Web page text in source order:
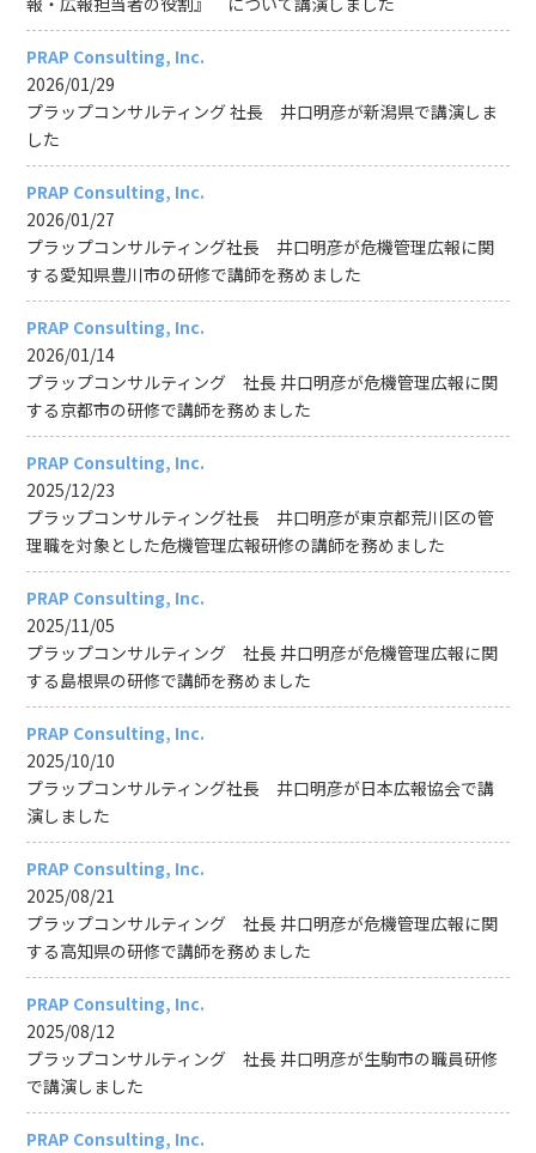
PRAP Consulting, Inc.
2026/01/29
プラップコンサルティング 社長 井口明彦が新潟県で講演しま
した
PRAP Consulting, Inc.
2026/01/27
プラップコンサルティング社長 井口明彦が危機管理広報に関
する愛知県豊川市の研修で講師を務めました
PRAP Consulting, Inc.
2026/01/14
プラップコンサルティング 社長 井口明彦が危機管理広報に関
する京都市の研修で講師を務めました
PRAP Consulting, Inc.
2025/12/23
プラップコンサルティング社長 井口明彦が東京都荒川区の管
理職を対象とした危機管理広報研修の講師を務めました
PRAP Consulting, Inc.
2025/11/05
プラップコンサルティング 社長 井口明彦が危機管理広報に関
する島根県の研修で講師を務めました
PRAP Consulting, Inc.
2025/10/10
プラップコンサルティング社長 井口明彦が日本広報協会で講
演しました
PRAP Consulting, Inc.
2025/08/21
プラップコンサルティング 社長 井口明彦が危機管理広報に関
する高知県の研修で講師を務めました
PRAP Consulting, Inc.
2025/08/12
プラップコンサルティング 社長 井口明彦が生駒市の職員研修
で講演しました
PRAP Consulting, Inc.